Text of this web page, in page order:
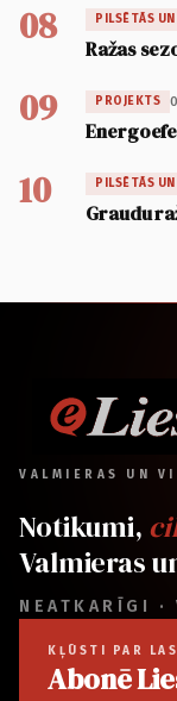
08 PILSĒTĀS
Ražas
09 PROJEKTS
10 PILSĒTĀS
Graudu
VALMIERAS UN
Notikumi,
Valmieras
NEATKARĪGI ·
KĻŪSTI PAR
Abonē